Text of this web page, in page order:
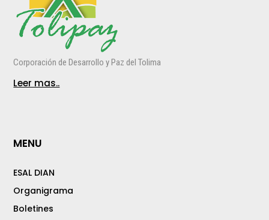
Corporación de Desarrollo y Paz del Tolima
Leer mas..
MENU
ESAL DIAN
Organigrama
Boletines